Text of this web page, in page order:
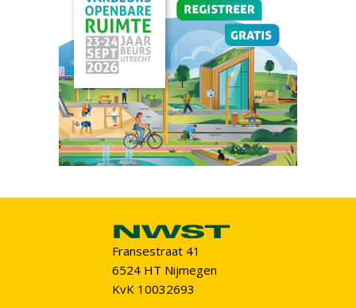
Fransestraat 41
6524 HT Nijmegen
KvK 10032693